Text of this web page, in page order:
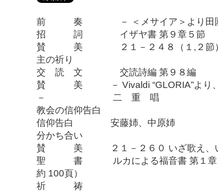
前 奏 － ＜メサイア＞より田園交
招 詞 イザヤ書 第９章５節
賛 美 ２１－２４８（１,２節）エ
主の祈り
交 読 文 交読詩編 第９８編
賛 美 － Vivaldi “GLORIA”より、
－ 二 重 唱
教会の信仰告白
信仰告白 安藤姉、中原姉
分かち合い
賛 美 ２１－２６０ いざ歌
聖 書 ルカによる福音書 第１章２
約 100頁）
祈 祷